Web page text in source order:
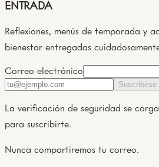
ENTRADA
Reflexiones, menús de temporada y
bienestar entregadas
Correo electrónico
Suscribirse
La verificación de seguridad se
para suscribirte.
Nunca compartiremos tu correo.